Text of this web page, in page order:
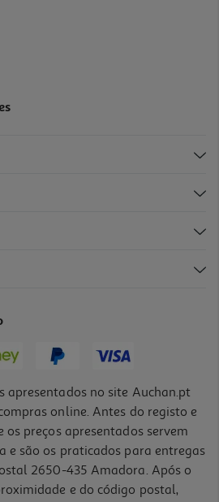
apresentados no site Auchan.pt
online. Antes do registo e
preços apresentados servem
e são os praticados para entregas
2650-435 Amadora. Após o
e do código postal,